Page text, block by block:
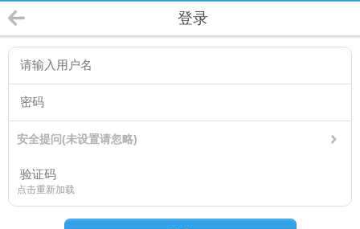
登录
安全提问(未设置请忽略)
点击重新加载